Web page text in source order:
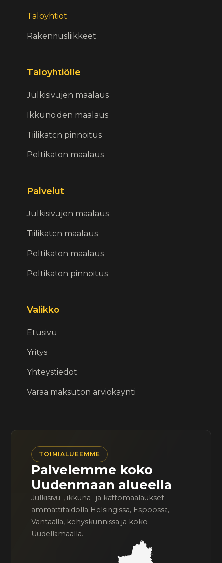
Taloyhtiöt
Rakennusliikkeet
Taloyhtiölle
Julkisivujen maalaus
Ikkunoiden maalaus
Tiilikaton pinnoitus
Peltikaton maalaus
Palvelut
Julkisivujen maalaus
Tiilikaton maalaus
Peltikaton maalaus
Peltikaton pinnoitus
Valikko
Etusivu
Yritys
Yhteystiedot
Varaa maksuton arviokäynti
TOIMIALUEEMME
Palvelemme koko
Uudenmaan alueella
Julkisivu-, ikkuna- ja kattomaalaukset
ammattitaidolla Helsingissä, Espoossa,
Vantaalla, kehyskunnissa ja koko
Uudellamaalla.